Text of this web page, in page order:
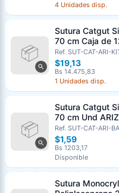
4 Unidades disp.
Sutura Catgut
70 cm Caja de
de 1/2 Circulo
Ref. SUT-CAT-ARI-
$19,13
Bs 14.475,83
1 Unidades disp.
Sutura Catgut
70 cm Und
Circulo Punta
Ref. SUT-CAT-ARI-
$1,59
Bs 1203,17
Disponible
Sutura